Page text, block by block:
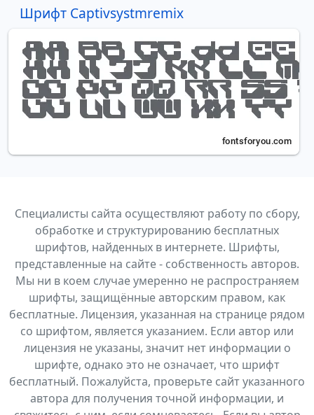
Шрифт Captivsystmremix
Специалисты сайта осуществляют работу по сбору,
обработке и структурированию бесплатных
шрифтов, найденных в интернете. Шрифты,
представленные на сайте - собственность авторов.
Мы ни в коем случае умеренно не распространяем
шрифты, защищённые авторским правом, как
бесплатные. Лицензия, указанная на странице рядом
со шрифтом, является указанием. Если автор или
лицензия не указаны, значит нет информации о
шрифте, однако это не означает, что шрифт
бесплатный. Пожалуйста, проверьте сайт указанного
автора для получения точной информации, и